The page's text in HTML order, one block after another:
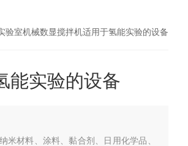
验室机械数显搅拌机适用于氢能实验的设备
能实验的设备
米材料、涂料、黏合剂、日用化学品、